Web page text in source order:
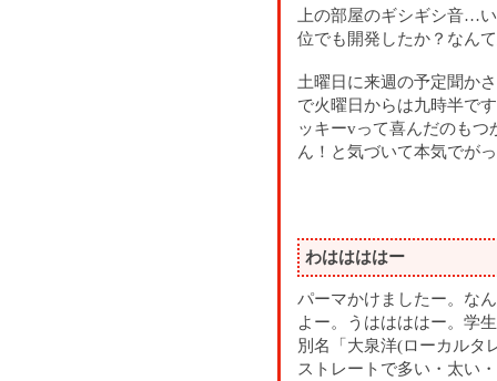
上の部屋のギシギシ音…
位でも開発したか？なん
土曜日に来週の予定聞か
で火曜日からは九時半で
ッキーvって喜んだのも
ん！と気づいて本気でが
わははははー
パーマかけましたー。な
よー。うははははー。学
別名「大泉洋(ローカルタ
ストレートで多い・太い